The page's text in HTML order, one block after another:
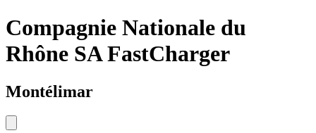
Compagnie Nationale du
Rhône SA FastCharger
Montélimar